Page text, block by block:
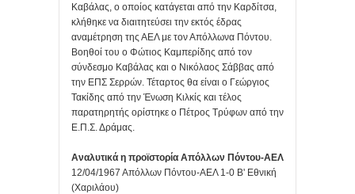
Καβάλας, ο οποίος κατάγεται από την Καρδίτσα,
κλήθηκε να διαιτητεύσει την εκτός έδρας
αναμέτρηση της ΑΕΛ με τον Απόλλωνα Πόντου.
Βοηθοί του ο Φώτιος Καμπερίδης από τον
σύνδεσμο Καβάλας και ο Νικόλαος Σάββας από
την ΕΠΣ Σερρών. Τέταρτος θα είναι ο Γεώργιος
Τακίδης από την Ένωση Κιλκίς και τέλος
παρατηρητής ορίστηκε ο Πέτρος Τρύφων από την
Ε.Π.Σ. Δράμας.
Αναλυτικά η προϊστορία Απόλλων Πόντου-ΑΕΛ
12/04/1967 Απόλλων Πόντου-ΑΕΛ 1-0 Β' Εθνική
(Χαριλάου)